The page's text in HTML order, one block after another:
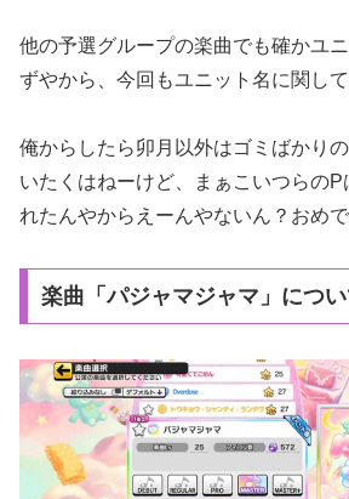
他の予選グループの楽曲でも確かユ
ずやから、今回もユニット名に関して
俺からしたら卯月以外はゴミばかり
いたくはねーけど、まぁこいつらのP
れたんやからえーんやないん？おめで
楽曲「パジャマジャマ」につ